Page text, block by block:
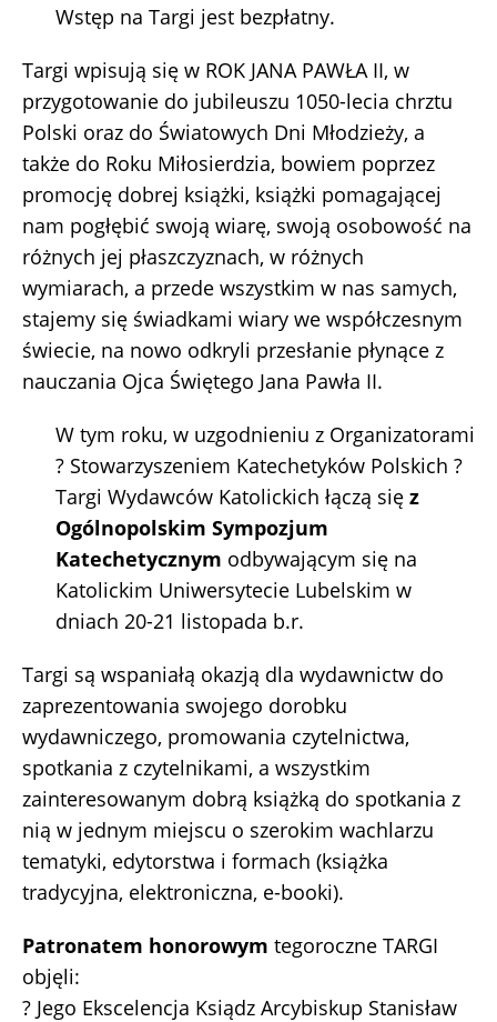
Wstęp na Targi jest bezpłatny.
Targi wpisują się w ROK JANA PAWŁA II, w
przygotowanie do jubileuszu 1050-lecia chrztu
Polski oraz do Światowych Dni Młodzieży, a
także do Roku Miłosierdzia, bowiem poprzez
promocję dobrej książki, książki pomagającej
nam pogłębić swoją wiarę, swoją osobowość na
różnych jej płaszczyznach, w różnych
wymiarach, a przede wszystkim w nas samych,
stajemy się świadkami wiary we współczesnym
świecie, na nowo odkryli przesłanie płynące z
nauczania Ojca Świętego Jana Pawła II.
W tym roku, w uzgodnieniu z Organizatorami
? Stowarzyszeniem Katechetyków Polskich ?
Targi Wydawców Katolickich łączą się z
Ogólnopolskim Sympozjum
Katechetycznym odbywającym się na
Katolickim Uniwersytecie Lubelskim w
dniach 20-21 listopada b.r.
Targi są wspaniałą okazją dla wydawnictw do
zaprezentowania swojego dorobku
wydawniczego, promowania czytelnictwa,
spotkania z czytelnikami, a wszystkim
zainteresowanym dobrą książką do spotkania z
nią w jednym miejscu o szerokim wachlarzu
tematyki, edytorstwa i formach (książka
tradycyjna, elektroniczna, e-booki).
Patronatem honorowym tegoroczne TARGI
objęli:
? Jego Ekscelencja Ksiądz Arcybiskup Stanisław